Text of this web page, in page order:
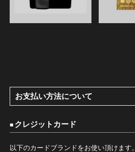
お支払い方法について
クレジットカード
以下のカードブランドをお使い頂けます。